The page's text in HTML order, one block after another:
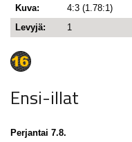
Kuva:
4:3 (1.78:1)
Levyjä:
1
Ensi-illat
Perjantai 7.8.